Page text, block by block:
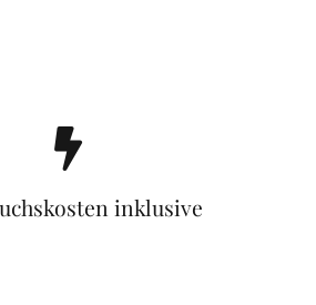
inklusive